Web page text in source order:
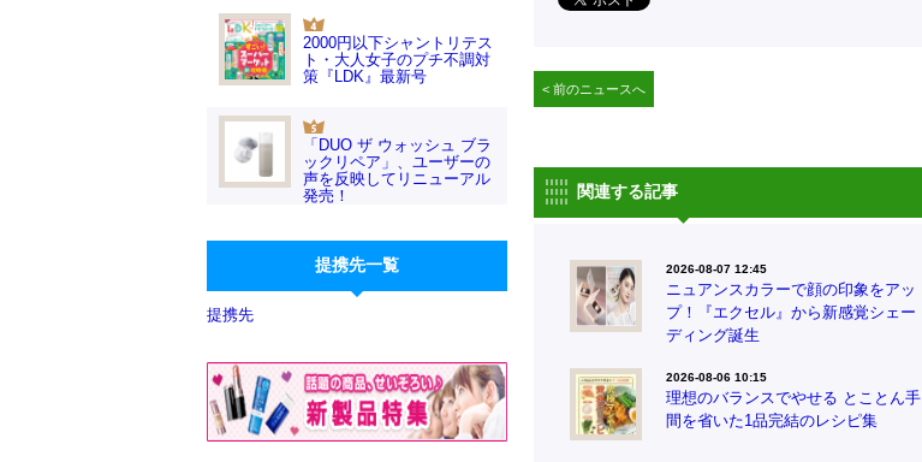
2000円以下シャントリテス
ト・大人女子のプチ不調対
策『LDK』最新号
「DUO ザ ウォッシュ ブラ
ックリペア」、ユーザーの
声を反映してリニューアル
発売！
提携先一覧
提携先
< 前のニュースへ
関連する記事
2026-08-07 12:45
ニュアンスカラーで顔の印象をアッ
プ！『エクセル』から新感覚シェー
ディング誕生
2026-08-06 10:15
理想のバランスでやせる とことん手
間を省いた1品完結のレシピ集